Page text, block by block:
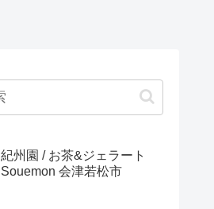
紀州園 / お茶&ジェラート
Souemon 会津若松市